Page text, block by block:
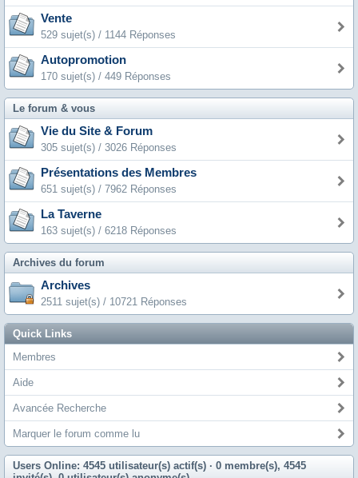
Vente
529 sujet(s) / 1144 Réponses
Autopromotion
170 sujet(s) / 449 Réponses
Le forum & vous
Vie du Site & Forum
305 sujet(s) / 3026 Réponses
Présentations des Membres
651 sujet(s) / 7962 Réponses
La Taverne
163 sujet(s) / 6218 Réponses
Archives du forum
Archives
2511 sujet(s) / 10721 Réponses
Quick Links
Membres
Aide
Avancée Recherche
Marquer le forum comme lu
Users Online: 4545 utilisateur(s) actif(s) · 0 membre(s), 4545